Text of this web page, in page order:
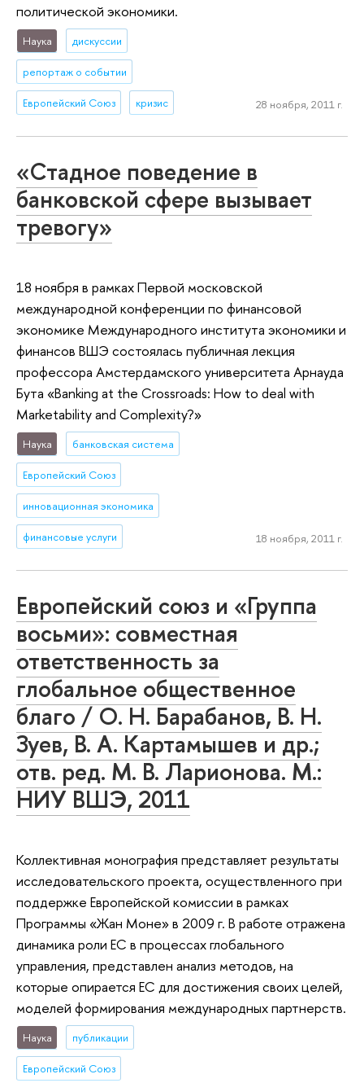
политической экономики.
Наука дискуссии
репортаж о событии
Европейский Союз кризис 28 ноября, 2011 г.
«Стадное поведение в
банковской сфере вызывает
тревогу»
18 ноября в рамках Первой московской
международной конференции по финансовой
экономике Международного института экономики и
финансов ВШЭ состоялась публичная лекция
профессора Амстердамского университета Арнауда
Бута «Banking at the Crossroads: How to deal with
Marketability and Complexity?»
Наука банковская система
Европейский Союз
инновационная экономика
финансовые услуги 18 ноября, 2011 г.
Европейский союз и «Группа
восьми»: совместная
ответственность за
глобальное общественное
благо / О. Н. Барабанов, В. Н.
Зуев, В. А. Картамышев и др.;
отв. ред. М. В. Ларионова. М.:
НИУ ВШЭ, 2011
Коллективная монография представляет результаты
исследовательского проекта, осуществленного при
поддержке Европейской комиссии в рамках
Программы «Жан Моне» в 2009 г. В работе отражена
динамика роли ЕС в процессах глобального
управления, представлен анализ методов, на
которые опирается ЕС для достижения своих целей,
моделей формирования международных партнерств.
Наука публикации
Европейский Союз